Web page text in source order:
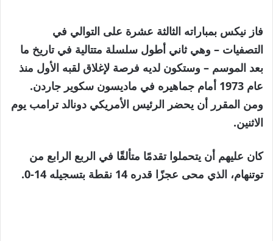
فاز نيكس بمباراته الثالثة عشرة على التوالي في
التصفيات – وهي ثاني أطول سلسلة متتالية في تاريخ ما
بعد الموسم – وستكون لديه فرصة لإغلاق لقبه الأول منذ
عام 1973 أمام جماهيره في ماديسون سكوير جاردن.
ومن المقرر أن يحضر الرئيس الأمريكي دونالد ترامب يوم
الاثنين.
كان عليهم أن يتحملوا تقدمًا متألقًا في الربع الرابع من
توتنهام، الذي محى عجزًا قدره 14 نقطة بتسجيله 14-0.